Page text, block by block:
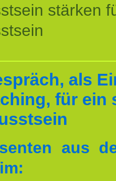
stärken
als
für ein
aus